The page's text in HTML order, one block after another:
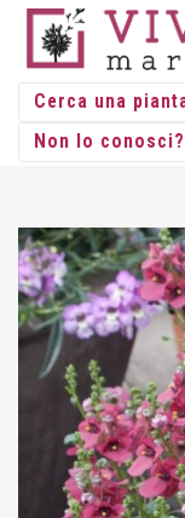
HOME /ERBACEE